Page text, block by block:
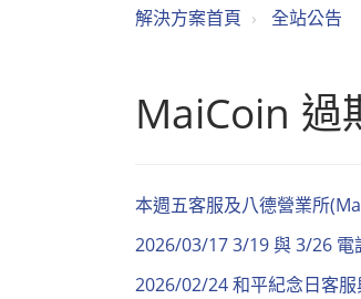
解決方案首頁 全站公告
MaiCoin 過
本週五客服及八德營業所
2026/03/17 3/19 與 3/26 電
2026/02/24 和平紀念日客